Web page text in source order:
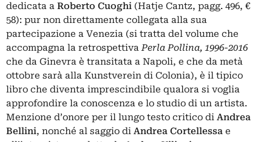
dedicata a Roberto Cuoghi (Hatje Cantz, pagg. 496, €
58): pur non direttamente collegata alla sua
partecipazione a Venezia (si tratta del volume che
accompagna la retrospettivaPerla Pollina, 1996-2016
che da Ginevra è transitata a Napoli, e che da metà
ottobre sarà alla Kunstverein di Colonia), è il tipico
libro che diventa imprescindibile qualora si voglia
approfondire la conoscenza e lo studio di un artista.
Menzione d’onore per il lungo testo critico di Andrea
Bellini, nonché al saggio di Andrea Cortellessa e